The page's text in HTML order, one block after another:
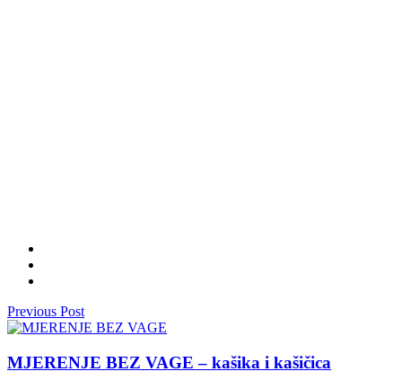
Previous Post
MJERENJE BEZ VAGE – kašika i kašičica